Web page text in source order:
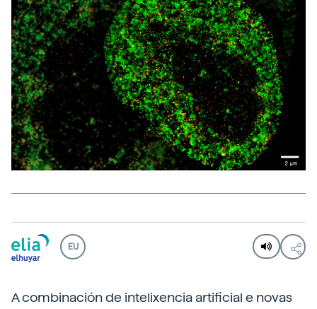
EU
A combinación de intelixencia artificial e novas